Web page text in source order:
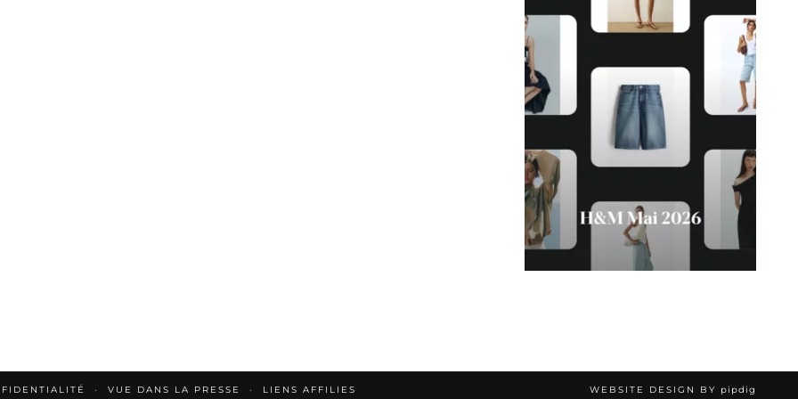
VUE DANS LA PRESSE LIENS AFFILIES WEBSITE DESIGN BY pipdig